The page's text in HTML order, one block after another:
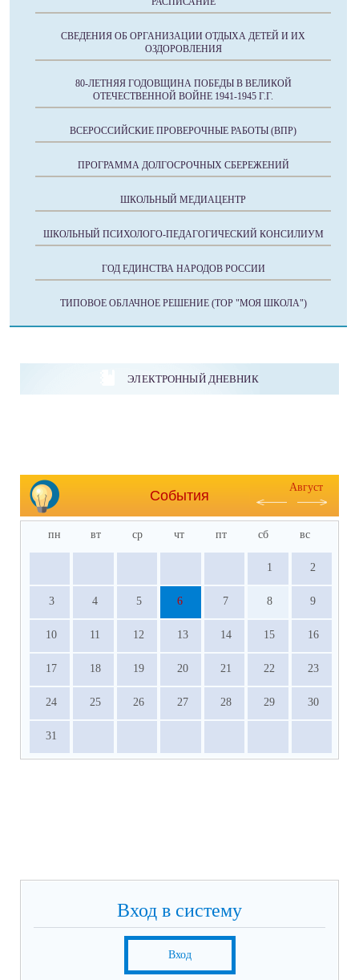
СВЕДЕНИЯ ОБ ОРГАНИЗАЦИИ ОТДЫХА ДЕТЕЙ И ИХ
ОЗДОРОВЛЕНИЯ
80-ЛЕТНЯЯ ГОДОВЩИНА ПОБЕДЫ В ВЕЛИКОЙ
ОТЕЧЕСТВЕННОЙ ВОЙНЕ 1941-1945 Г.Г.
ВСЕРОССИЙСКИЕ ПРОВЕРОЧНЫЕ РАБОТЫ (ВПР)
ПРОГРАММА ДОЛГОСРОЧНЫХ СБЕРЕЖЕНИЙ
ШКОЛЬНЫЙ МЕДИАЦЕНТР
ШКОЛЬНЫЙ ПСИХОЛОГО-ПЕДАГОГИЧЕСКИЙ КОНСИЛИУМ
ГОД ЕДИНСТВА НАРОДОВ РОССИИ
ТИПОВОЕ ОБЛАЧНОЕ РЕШЕНИЕ (ТОР "МОЯ ШКОЛА")
ЭЛЕКТРОННЫЙ ДНЕВНИК
События
Август
пн вт ср чт пт сб вс
1 2
3 4 5 6 7 8 9
10 11 12 13 14 15 16
17 18 19 20 21 22 23
24 25 26 27 28 29 30
31
Вход в систему
Вход